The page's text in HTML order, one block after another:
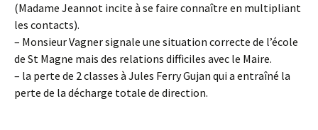
(Madame Jeannot incite à se faire connaître en multipliant
les contacts).
– Monsieur Vagner signale une situation correcte de l’école
de St Magne mais des relations difficiles avec le Maire.
– la perte de 2 classes à Jules Ferry Gujan qui a entraîné la
perte de la décharge totale de direction.